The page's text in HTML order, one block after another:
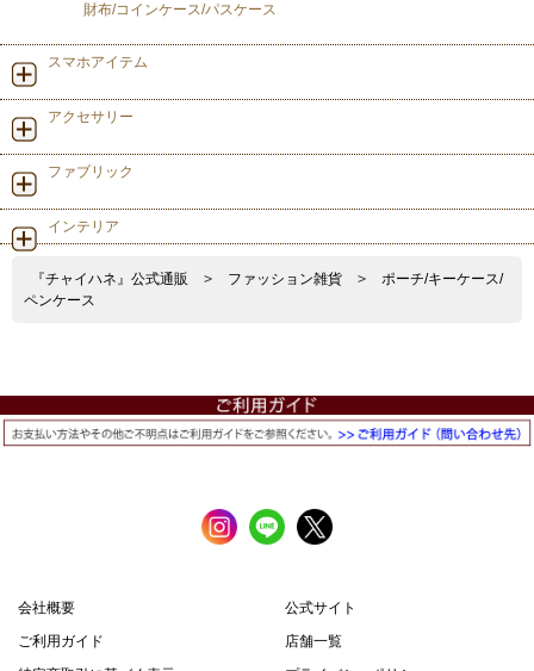
財布/コインケース/パスケース
スマホアイテム
アクセサリー
ファブリック
インテリア
『チャイハネ』公式通販 > ファッション雑貨 >
ポーチ/キーケース/
ペンケース
会社概要
公式サイト
ご利用ガイド
店舗一覧